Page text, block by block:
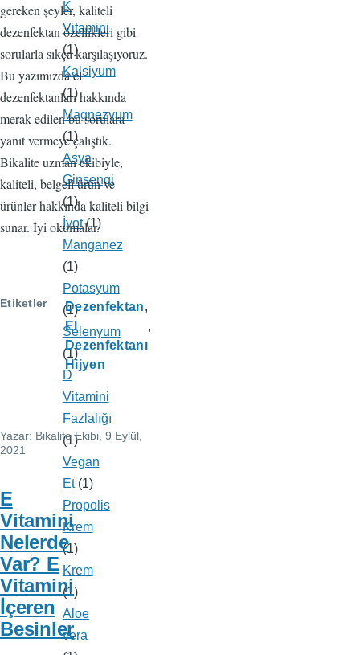
gereken şeyler, kaliteli
dezenfektan özellikleri gibi
sorularla sıkça karşılaşıyoruz.
Bu yazımızda el
dezenfektanları hakkında
merak edilen bu sorulara
yanıt vermeye çalıştık.
Bikalite uzman ekibiyle,
kaliteli, belgeli ürün ve
ürünler hakkında kaliteli bilgi
sunar. İyi okumalar.
Etiketler
Dezenfektan
El
Dezenfektanı
Hijyen
Yazar: Bikalite Ekibi, 9 Eylül,
2021
E
Vitamini
Nelerde
Var? E
Vitamini
İçeren
Besinler
K
Vitamini
(1)
Kalsiyum
(1)
Magnezyum
(1)
Asya
Ginsengi
(1)
İyot(1)
Manganez
(1)
Potasyum
(1)
Selenyum
(1)
D
Vitamini
Fazlalığı
(1)
Vegan
Et(1)
Propolis
Krem
(1)
Krem
(1)
Aloe
vera